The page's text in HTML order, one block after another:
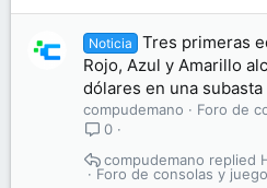
Noticia
Tres primeras
Rojo, Azul y Amarillo
dólares en una subasta
compudemano
Foro de
0
Foro de consolas y
compudemano